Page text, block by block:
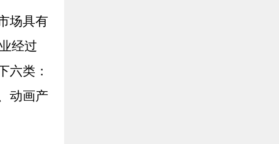
场具有
经过
六类：
动画产